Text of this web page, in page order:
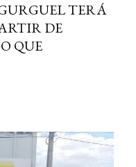
TERÁ
DE
QUE